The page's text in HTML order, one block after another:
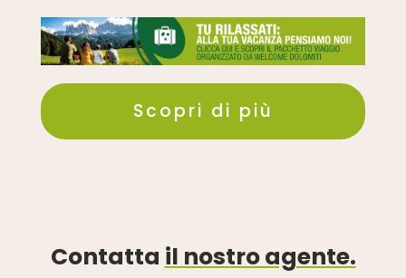
Scopri di più
Contatta il nostro agente.